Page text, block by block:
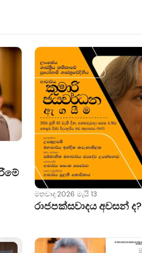
මතවාද·2026 මැයි 13
රාජපක්සවාදය අවසන් ද?